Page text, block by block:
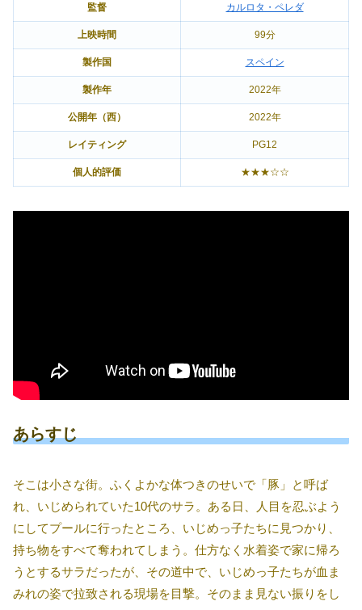
監督 カルロタ・ペレダ
上映時間 99分
製作国 スペイン
製作年 2022年
公開年（西） 2022年
レイティング PG12
個人的評価 ★★★☆☆
あらすじ
そこは小さな街。ふくよかな体つきのせいで「豚」と呼ば
れ、いじめられていた10代のサラ。ある日、人目を忍ぶよう
にしてプールに行ったところ、いじめっ子たちに見つかり、
持ち物をすべて奪われてしまう。仕方なく水着姿で家に帰ろ
うとするサラだったが、その道中で、いじめっ子たちが血ま
みれの姿で拉致される現場を目撃。そのまま見ない振りをし